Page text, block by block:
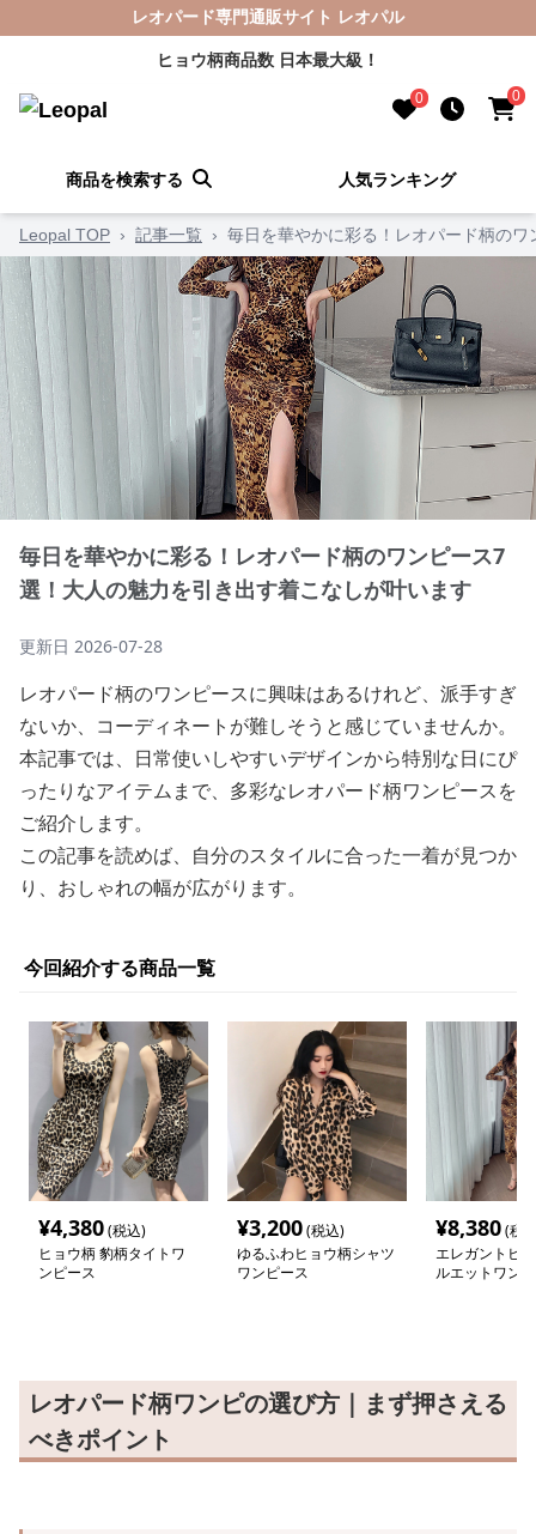
レオパード専門通販サイト レオパル
ヒョウ柄商品数 日本最大級！
0 0
商品を検索する 人気ランキング
Leopal TOP › 記事一覧 › 毎日を華やかに彩る！レオパード柄の
毎日を華やかに彩る！レオパード柄のワンピース7
選！大人の魅力を引き出す着こなしが叶います
更新日 2026-07-28
レオパード柄のワンピースに興味はあるけれど、派手すぎ
ないか、コーディネートが難しそうと感じていませんか。
本記事では、日常使いしやすいデザインから特別な日にぴ
ったりなアイテムまで、多彩なレオパード柄ワンピースを
ご紹介します。
この記事を読めば、自分のスタイルに合った一着が見つか
り、おしゃれの幅が広がります。
今回紹介する商品一覧
¥4,380(税込)
ヒョウ柄 豹柄タイトワ
ンピース
¥3,200(税込)
ゆるふわヒョウ柄シャツ
ワンピース
¥8,380(税
エレガントヒ
ルエットワン
レオパード柄ワンピの選び方｜まず押さえる
べきポイント